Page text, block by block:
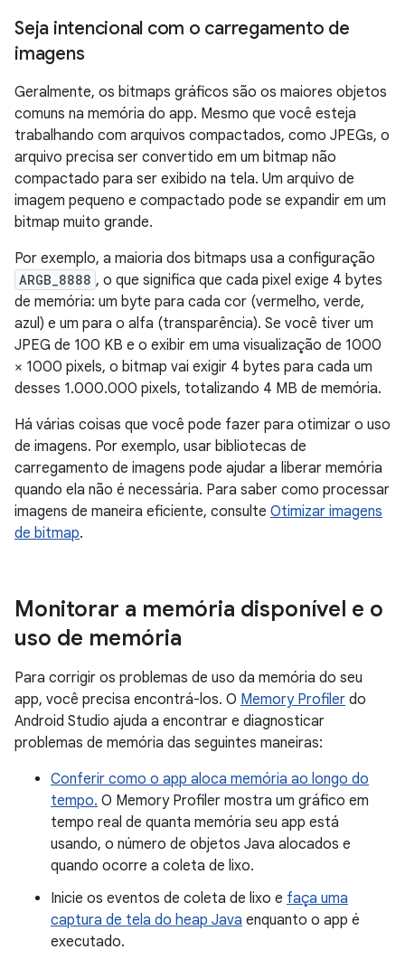
Seja intencional com o carregamento de
imagens
Geralmente, os bitmaps gráficos são os maiores objetos
comuns na memória do app. Mesmo que você esteja
trabalhando com arquivos compactados, como JPEGs, o
arquivo precisa ser convertido em um bitmap não
compactado para ser exibido na tela. Um arquivo de
imagem pequeno e compactado pode se expandir em um
bitmap muito grande.
Por exemplo, a maioria dos bitmaps usa a configuração
ARGB_8888 , o que significa que cada pixel exige 4 bytes
de memória: um byte para cada cor (vermelho, verde,
azul) e um para o alfa (transparência). Se você tiver um
JPEG de 100 KB e o exibir em uma visualização de 1000
× 1000 pixels, o bitmap vai exigir 4 bytes para cada um
desses 1.000.000 pixels, totalizando 4 MB de memória.
Há várias coisas que você pode fazer para otimizar o uso
de imagens. Por exemplo, usar bibliotecas de
carregamento de imagens pode ajudar a liberar memória
quando ela não é necessária. Para saber como processar
imagens de maneira eficiente, consulte Otimizar imagens
de bitmap.
Monitorar a memória disponível e o
uso de memória
Para corrigir os problemas de uso da memória do seu
app, você precisa encontrá-los. O Memory Profiler do
Android Studio ajuda a encontrar e diagnosticar
problemas de memória das seguintes maneiras:
Conferir como o app aloca memória ao longo do
tempo. O Memory Profiler mostra um gráfico em
tempo real de quanta memória seu app está
usando, o número de objetos Java alocados e
quando ocorre a coleta de lixo.
Inicie os eventos de coleta de lixo e faça uma
captura de tela do heap Java enquanto o app é
executado.